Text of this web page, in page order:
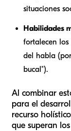
situaciones
Habilidades
fortalecen los
del habla
bucal").
Al combinar
para el
recurso
que superan